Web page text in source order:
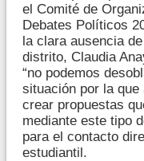
el Comité de
Debates Políticos
la clara ausencia
distrito, Claudia
“no podemos
situación por la
crear propuestas
mediante este tipo
para el contacto
estudiantil.